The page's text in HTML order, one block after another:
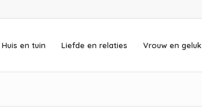
Huis en tuin Liefde en relaties Vrouw en geluk